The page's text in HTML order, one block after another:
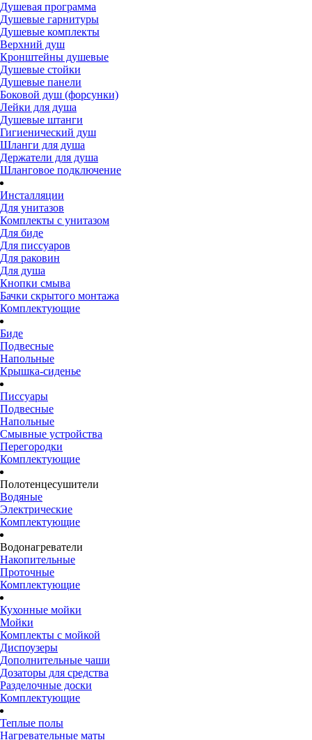
Душевая программа
Душевые гарнитуры
Душевые комплекты
Верхний душ
Кронштейны душевые
Душевые стойки
Душевые панели
Боковой душ (форсунки)
Лейки для душа
Душевые штанги
Гигиенический душ
Шланги для душа
Держатели для душа
Шланговое подключение
Инсталляции
Для унитазов
Комплекты с унитазом
Для биде
Для писсуаров
Для раковин
Для душа
Кнопки смыва
Бачки скрытого монтажа
Комплектующие
Биде
Подвесные
Напольные
Крышка-сиденье
Писсуары
Подвесные
Напольные
Смывные устройства
Перегородки
Комплектующие
Полотенцесушители
Водяные
Электрические
Комплектующие
Водонагреватели
Накопительные
Проточные
Комплектующие
Кухонные мойки
Мойки
Комплекты с мойкой
Диспоузеры
Дополнительные чаши
Дозаторы для средства
Разделочные доски
Комплектующие
Теплые полы
Нагревательные маты